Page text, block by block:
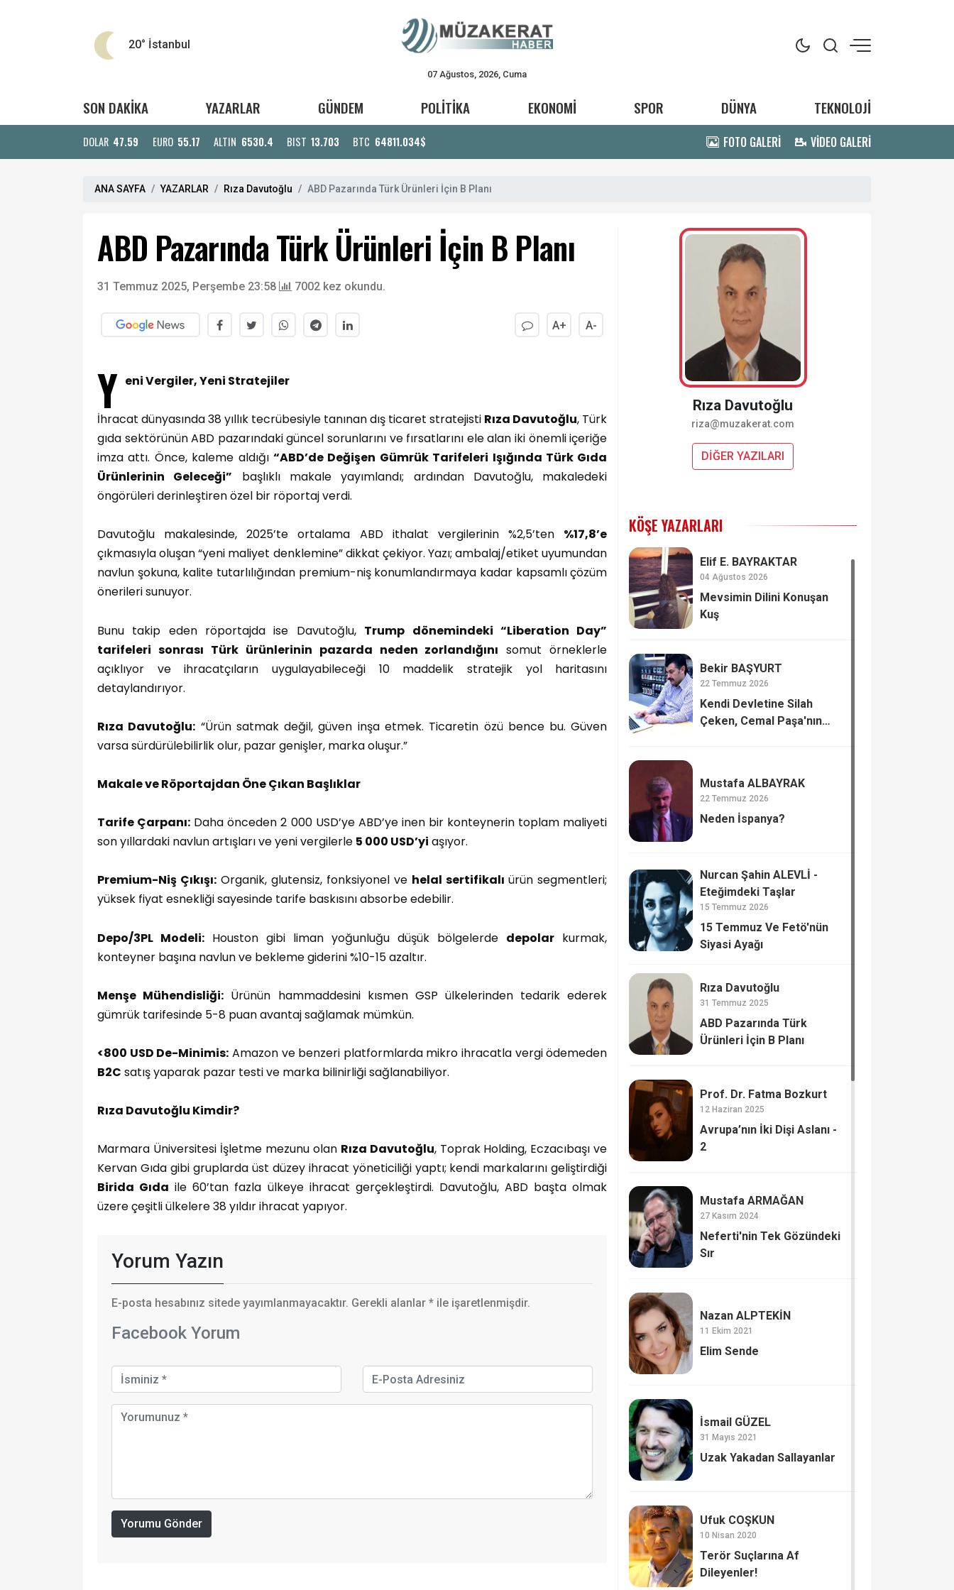
20° İstanbul
07 Ağustos, 2026, Cuma
SON DAKİKA YAZARLAR GÜNDEM POLİTİKA EKONOMİ SPOR DÜNYA TEKNOLOJİ
DOLAR 47.59 EURO 55.17 ALTIN 6530.4 BIST 13.703 BTC 64811.034$ FOTO GALERİ VİDEO GALERİ
ANA SAYFA YAZARLAR Rıza Davutoğlu ABD Pazarında Türk Ürünleri İçin B Planı
ABD Pazarında Türk Ürünleri İçin B Planı
31 Temmuz 2025, Perşembe 23:58 7002 kez okundu.
A+ A-
Y eni Vergiler, Yeni Stratejiler
İhracat dünyasında 38 yıllık tecrübesiyle tanınan dış ticaret stratejisti Rıza Davutoğlu, Türk
gıda sektörünün ABD pazarındaki güncel sorunlarını ve fırsatlarını ele alan iki önemli içeriğe
imza attı. Önce, kaleme aldığı “ABD’de Değişen Gümrük Tarifeleri Işığında Türk Gıda
Ürünlerinin Geleceği” başlıklı makale yayımlandı; ardından Davutoğlu, makaledeki
öngörüleri derinleştiren özel bir röportaj verdi.
Davutoğlu makalesinde, 2025’te ortalama ABD ithalat vergilerinin %2,5’ten %17,8’e
çıkmasıyla oluşan “yeni maliyet denklemine” dikkat çekiyor. Yazı; ambalaj/etiket uyumundan
navlun şokuna, kalite tutarlılığından premium-niş konumlandırmaya kadar kapsamlı çözüm
önerileri sunuyor.
Bunu takip eden röportajda ise Davutoğlu, Trump dönemindeki “Liberation Day”
tarifeleri sonrası Türk ürünlerinin pazarda neden zorlandığını somut örneklerle
açıklıyor ve ihracatçıların uygulayabileceği 10 maddelik stratejik yol haritasını
detaylandırıyor.
Rıza Davutoğlu: “Ürün satmak değil, güven inşa etmek. Ticaretin özü bence bu. Güven
varsa sürdürülebilirlik olur, pazar genişler, marka oluşur.”
Makale ve Röportajdan Öne Çıkan Başlıklar
Tarife Çarpanı: Daha önceden 2 000 USD’ye ABD’ye inen bir konteynerin toplam maliyeti
son yıllardaki navlun artışları ve yeni vergilerle 5 000 USD’yi aşıyor.
Premium-Niş Çıkışı:Organik, glutensiz, fonksiyonel ve helal sertifikalı ürün segmentleri;
yüksek fiyat esnekliği sayesinde tarife baskısını absorbe edebilir.
Depo/3PL Modeli: Houston gibi liman yoğunluğu düşük bölgelerde depolar kurmak,
konteyner başına navlun ve bekleme giderini %10-15 azaltır.
Menşe Mühendisliği: Ürünün hammaddesini kısmen GSP ülkelerinden tedarik ederek
gümrük tarifesinde 5-8 puan avantaj sağlamak mümkün.
<800 USD De-Minimis: Amazon ve benzeri platformlarda mikro ihracatla vergi ödemeden
B2C satış yaparak pazar testi ve marka bilinirliği sağlanabiliyor.
Rıza Davutoğlu Kimdir?
Marmara Üniversitesi İşletme mezunu olan Rıza Davutoğlu, Toprak Holding, Eczacıbaşı ve
Kervan Gıda gibi gruplarda üst düzey ihracat yöneticiliği yaptı; kendi markalarını geliştirdiği
Birida Gıda ile 60’tan fazla ülkeye ihracat gerçekleştirdi. Davutoğlu, ABD başta olmak
üzere çeşitli ülkelere 38 yıldır ihracat yapıyor.
Yorum Yazın
E-posta hesabınız sitede yayımlanmayacaktır. Gerekli alanlar * ile işaretlenmişdir.
Facebook Yorum
Yorumu Gönder
Rıza Davutoğlu
riza@muzakerat.com
DİĞER YAZILARI
KÖŞE YAZARLARI
Elif E. BAYRAKTAR
04 Ağustos 2026
Mevsimin Dilini Konuşan
Kuş
Bekir BAŞYURT
22 Temmuz 2026
Kendi Devletine Silah
Çeken, Cemal Paşa'nın
Mustafa ALBAYRAK
22 Temmuz 2026
Neden İspanya?
Nurcan Şahin ALEVLİ -
Eteğimdeki Taşlar
15 Temmuz 2026
15 Temmuz Ve Fetö'nün
Siyasi Ayağı
Rıza Davutoğlu
31 Temmuz 2025
ABD Pazarında Türk
Ürünleri İçin B Planı
Prof. Dr. Fatma Bozkurt
12 Haziran 2025
Avrupa’nın İki Dişi Aslanı -
2
Mustafa ARMAĞAN
27 Kasım 2024
Neferti'nin Tek Gözündeki
Sır
Nazan ALPTEKİN
11 Ekim 2021
Elim Sende
İsmail GÜZEL
31 Mayıs 2021
Uzak Yakadan Sallayanlar
Ufuk COŞKUN
10 Nisan 2020
Terör Suçlarına Af
Dileyenler!